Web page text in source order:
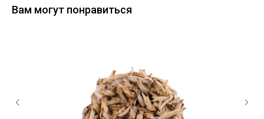
Вам могут понравиться